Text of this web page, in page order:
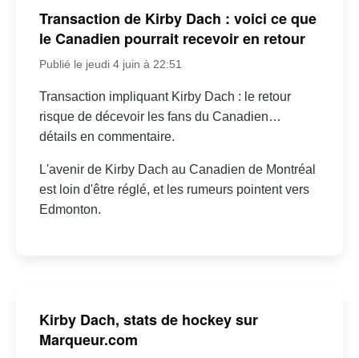
Transaction de Kirby Dach : voici ce que
le Canadien pourrait recevoir en retour
Publié le jeudi 4 juin à 22:51
Transaction impliquant Kirby Dach : le retour
risque de décevoir les fans du Canadien…
détails en commentaire.
L'avenir de Kirby Dach au Canadien de Montréal
est loin d'être réglé, et les rumeurs pointent vers
Edmonton.
Kirby Dach, stats de hockey sur
Marqueur.com